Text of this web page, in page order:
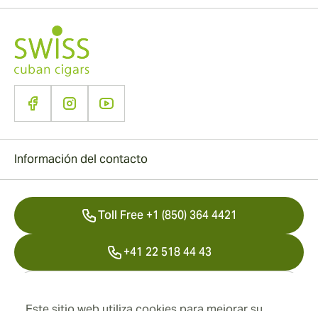
Información del contacto
Toll Free +1 (850) 364 4421
+41 22 518 44 43